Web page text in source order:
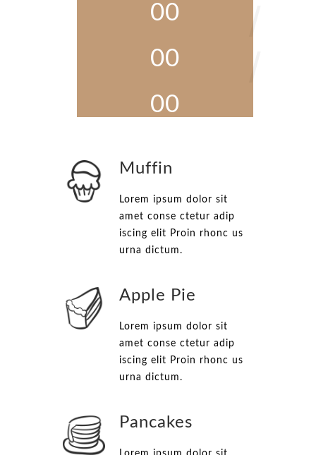
00
00
00
Muffin
Lorem ipsum dolor sit
amet conse ctetur adip
iscing elit Proin rhonc us
urna dictum.
Apple Pie
Lorem ipsum dolor sit
amet conse ctetur adip
iscing elit Proin rhonc us
urna dictum.
Pancakes